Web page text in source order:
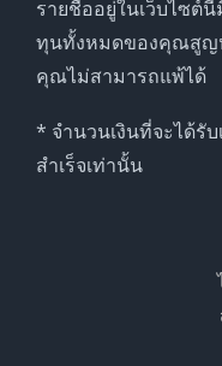
รายชื่ออยู่ในเว็บไซต์
ทุนทั้งหมดของคุณสูญ
คุณไม่สามารถแพ้ได้
* จำนวนเงินที่จะได้รั
สำเร็จเท่านั้น